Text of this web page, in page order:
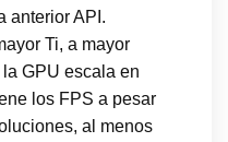
anterior API.
Ti, a mayor
GPU escala en
los FPS a pesar
al menos